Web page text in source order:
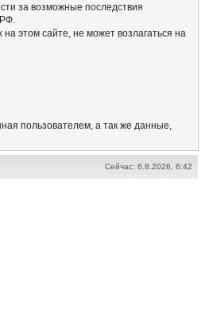
за возможные последствия
этом сайте, не может возлагаться на
пользователем, а так же данные,
Сейчас: 6.8.2026, 6:42